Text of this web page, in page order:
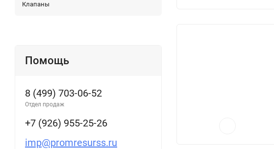
Клапаны
Помощь
8 (499) 703-06-52
Отдел продаж
+7 (926) 955-25-26
imp@promresurss.ru